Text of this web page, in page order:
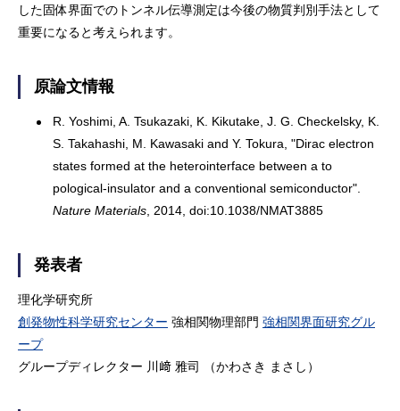
した固体界面でのトンネル伝導測定は今後の物質判別手法として
重要になると考えられます。
原論文情報
R. Yoshimi, A. Tsukazaki, K. Kikutake, J. G. Checkelsky, K.
S. Takahashi, M. Kawasaki and Y. Tokura, "Dirac electron
states formed at the heterointerface between a to
pological-insulator and a conventional semiconductor".
Nature Materials , 2014, doi:10.1038/NMAT3885
発表者
理化学研究所
創発物性科学研究センター 強相関物理部門 強相関界面研究グル
ープ
グループディレクター 川﨑 雅司 （かわさき まさし）